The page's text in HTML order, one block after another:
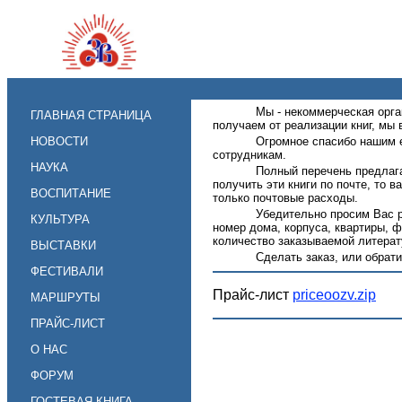
ГЛАВНАЯ СТРАНИЦА
НОВОСТИ
НАУКА
ВОСПИТАНИЕ
КУЛЬТУРА
ВЫСТАВКИ
ФЕСТИВАЛИ
МАРШРУТЫ
ПРАЙС-ЛИСТ
О НАС
ФОРУМ
Мы - некоммерческая
получаем от реализации книг,
Огромное спасибо нашим
сотрудникам.
Полный перечень
получить эти книги по почте, то
только почтовые расходы.
Убедительно просим Вас
номер дома, корпуса, квартиры,
количество заказываемой
Сделать заказ, или
Прайс-лист priceoozv.zip